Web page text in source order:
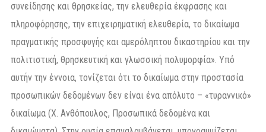
συνείδησης και θρησκείας, την ελευθερία έκφρασης και
πληροφόρησης, την επιχειρηματική ελευθερία, το δικαίωμα
πραγματικής προσφυγής και αμερόληπτου δικαστηρίου και την
πολιτιστική, θρησκευτική και γλωσσική πολυμορφία». Υπό
αυτήν την έννοια, τονίζεται ότι το δικαίωμα στην προστασία
προσωπικών δεδομένων δεν είναι ένα απόλυτο – «τυραννικό»
δικαίωμα (Χ. Ανθόπουλος, Προσωπικά δεδομένα και